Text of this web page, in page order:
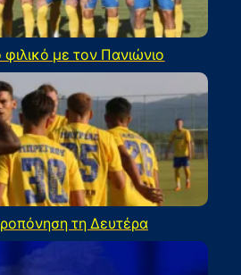
με τον Πανιώνιο
τη Δευτέρα